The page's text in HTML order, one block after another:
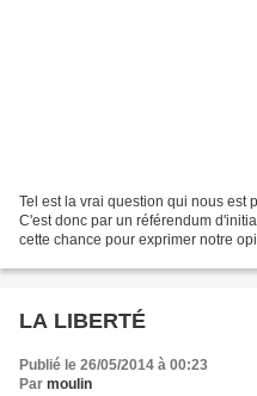
Tel est la vrai question qui nous est
C'est donc par un référendum
cette chance pour exprimer notre
LA LIBERTÉ
Publié le 26/05/2014 à 00:23
Par moulin